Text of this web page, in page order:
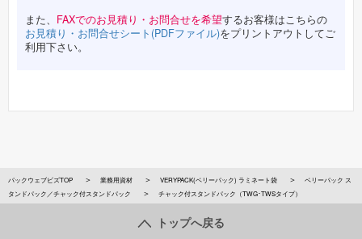
また、 FAXでのお見積り・お問合せを希望するお客様はこちらの
お見積り・お問合せシート(PDFファイル)をプリントアウトしてご
利用下さい。
パックウェブビズTOP 業務用資材 VERYPACK(ベリーパック) ラミネート袋
ベリーパック ス
タンドパック／チャック付スタンドパック
チャック付スタンドパック（TWG･TWSタイプ）
トップへ戻る